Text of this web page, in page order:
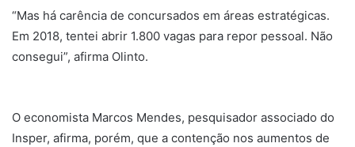
“Mas há carência de concursados em áreas estratégicas.
Em 2018, tentei abrir 1.800 vagas para repor pessoal. Não
consegui”, afirma Olinto.
O economista Marcos Mendes, pesquisador associado do
Insper, afirma, porém, que a contenção nos aumentos de